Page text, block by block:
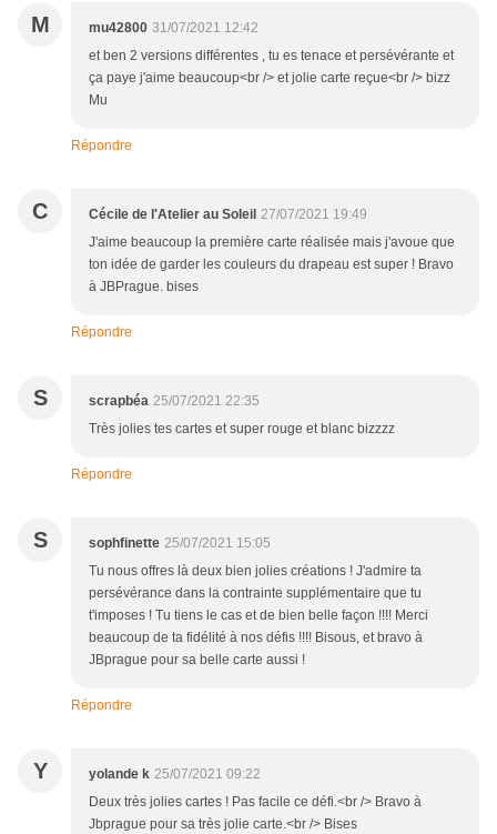
M mu42800 31/07/2021 12:42
et ben 2 versions différentes , tu es tenace et persévérante et
ça paye j'aime beaucoup<br /> et jolie carte reçue<br /> bizz
Mu
Répondre
C Cécile de l'Atelier au Soleil 27/07/2021 19:49
J'aime beaucoup la première carte réalisée mais j'avoue que
ton idée de garder les couleurs du drapeau est super ! Bravo
à JBPrague. bises
Répondre
S scrapbéa 25/07/2021 22:35
Très jolies tes cartes et super rouge et blanc bizzzz
Répondre
S sophfinette 25/07/2021 15:05
Tu nous offres là deux bien jolies créations ! J'admire ta
persévérance dans la contrainte supplémentaire que tu
t'imposes ! Tu tiens le cas et de bien belle façon !!!! Merci
beaucoup de ta fidélité à nos défis !!!! Bisous, et bravo à
JBprague pour sa belle carte aussi !
Répondre
Y yolande k 25/07/2021 09:22
Deux très jolies cartes ! Pas facile ce défi.<br /> Bravo à
Jbprague pour sa très jolie carte.<br /> Bises